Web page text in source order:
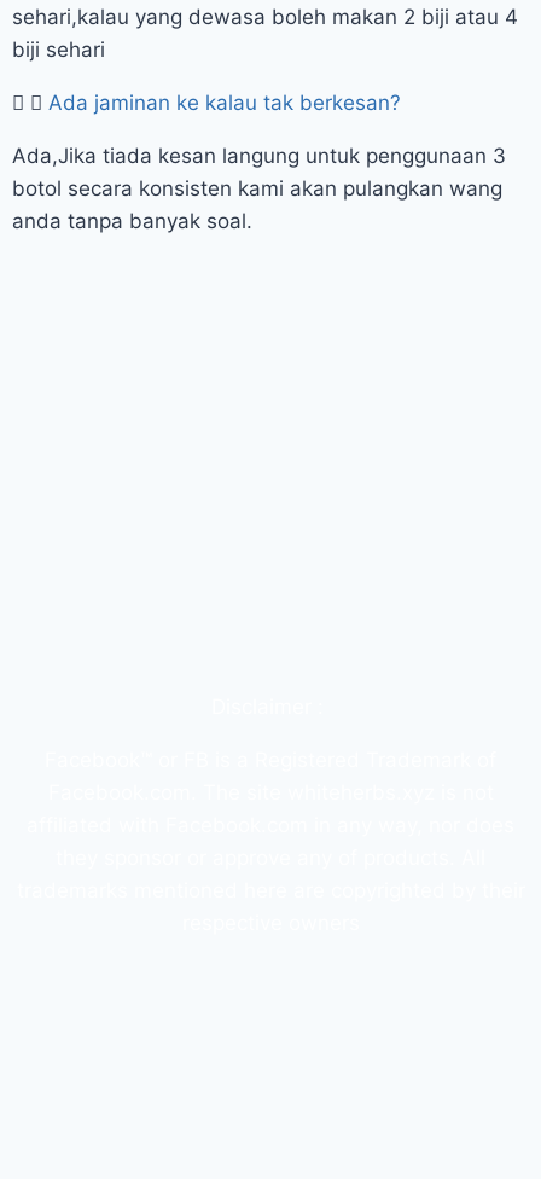
sehari,kalau yang dewasa boleh makan 2 biji atau 4
biji sehari
Ada jaminan ke kalau tak berkesan?
Ada,Jika tiada kesan langung untuk penggunaan 3
botol secara konsisten kami akan pulangkan wang
anda tanpa banyak soal.